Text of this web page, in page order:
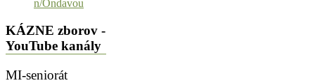
n/Ondavou
KÁZNE zborov -
YouTube kanály
MI-seniorát